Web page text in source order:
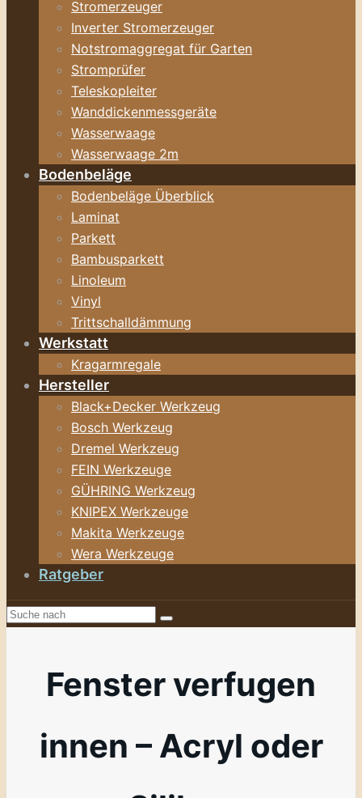
Stromerzeuger
Inverter Stromerzeuger
Notstromaggregat für Garten
Stromprüfer
Teleskopleiter
Wanddickenmessgeräte
Wasserwaage
Wasserwaage 2m
Bodenbeläge
Bodenbeläge Überblick
Laminat
Parkett
Bambusparkett
Linoleum
Vinyl
Trittschalldämmung
Werkstatt
Kragarmregale
Hersteller
Black+Decker Werkzeug
Bosch Werkzeug
Dremel Werkzeug
FEIN Werkzeuge
GÜHRING Werkzeug
KNIPEX Werkzeuge
Makita Werkzeuge
Wera Werkzeuge
Ratgeber
Fenster verfugen
innen – Acryl oder